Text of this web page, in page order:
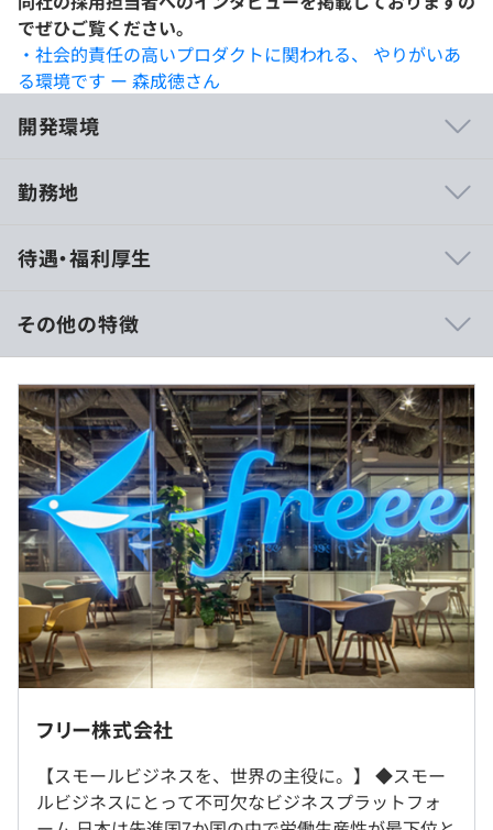
でぜひご覧ください。
・社会的責任の高いプロダクトに関われる、 やりがいあ
る環境です ー 森成徳さん
開発環境
イクル
リリースしています。
そのため、新サービスの開発に携わることも多く、最適な
技術の選定からプロダクトの立ち上げに挑戦していただく
ことも多くあります。
会計や人事といった複雑なドメインの中で堅牢さと高パフ
ォーマンスの両立が求められる中、毎日デプロイをおこな
うなどの高速な開発サイクルを実現しています。
■2.幅広い開発領域×新技術のキャッチアップ
基本的にUX・PMとエンジニアがプロジェクト単位チーム
を組んで開発をおこないます。
そのためフロントエンド、バックエンドはもちろん、イン
フラ構築までチャレンジできる環境です。
ほかにもサービス品質を維持し続けつつ、新しい技術に置
き換えるチャレンジも常におこなっており、会社として新
freeeの開発の特徴です。
■3.仕事×家庭＝両立の実現
CEOやCTOなど経営陣をはじめ、男性マネジャーも多く育
勤務地
＜雇入時＞
東京拠点 品川区大崎1-2-2 アートヴィレッジ大崎セントラ
待遇・福利厚生
想定年収：8,000,000円～12,000,000円（ご経験と能力等
に応じて個別に決定いたします）
・年収800万円の場合
月給668,000円（基本給494,000円+みなし労働手当
174,000円）
・年収1,200万円の場合
月給1,001,000円（基本給740,000円+みなし労働手当
261,000円）
※時間外労働の有無に関わらず月45時間相当分のみなし
労働手当を支給します
※休日および深夜労働の割増賃金は別途支給
（※ 想定年収は年収提示額を保証するものではありません）
その他の特徴
フリー株式会社
【スモールビジネスを、世界の主役に。】 ◆スモー
ルビジネスにとって不可欠なビジネスプラットフォ